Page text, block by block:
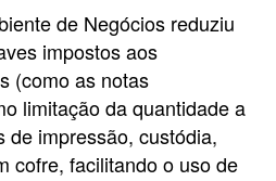
de Negócios reduziu
impostos aos
(como as notas
limitação da quantidade a
de impressão, custódia,
cofre, facilitando o uso de